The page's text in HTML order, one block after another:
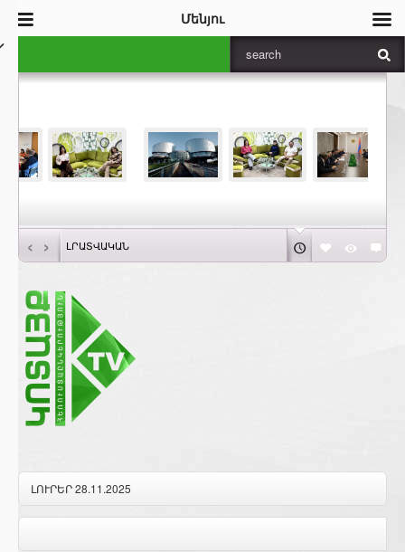
‹ › ԼՐԱՏՎԱԿԱՆ
ԼՈՒՐԵՐ 28.11.2025
Մենյու